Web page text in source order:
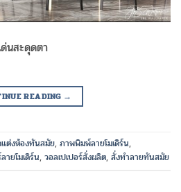
สมัย โดดเด่นสะดุดตา
READING →
ต่งห้องทันสมัย, ภาพพิมพ์ลายโมเดิร์น,
ายโมเดิร์น, วอลเปเปอร์สั่งผลิต, สั่งทำลายทันสมัย